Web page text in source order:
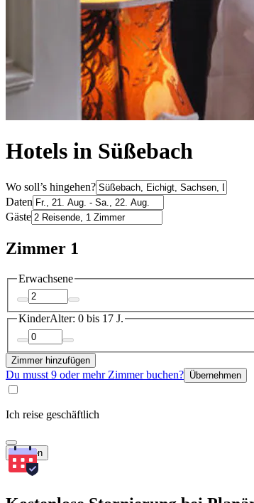
Hotels in Süßebach
Wo soll’s hingehen?
Daten
Gäste
Zimmer 1
Erwachsene
KinderAlter: 0 bis 17 J.
Zimmer hinzufügen
Du musst 9 oder mehr Zimmer buchen? Übernehmen
Ich reise geschäftlich
Suchen